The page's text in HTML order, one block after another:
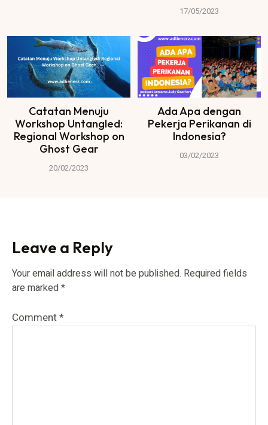
17/05/2023
Catatan Menuju
Workshop Untangled:
Regional Workshop on
Ghost Gear
20/02/2023
Ada Apa dengan
Pekerja Perikanan di
Indonesia?
03/02/2023
Leave a Reply
Your email address will not be published. Required fields
are marked*
Comment*